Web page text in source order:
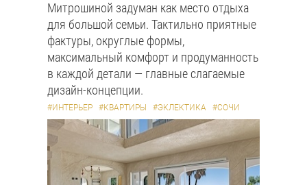
Митрошиной задуман как место отдыха
для большой семьи. Тактильно приятные
фактуры, округлые формы,
максимальный комфорт и продуманность
в каждой детали — главные слагаемые
дизайн-концепции.
#ИНТЕРЬЕР #КВАРТИРЫ #ЭКЛЕКТИКА #СОЧИ